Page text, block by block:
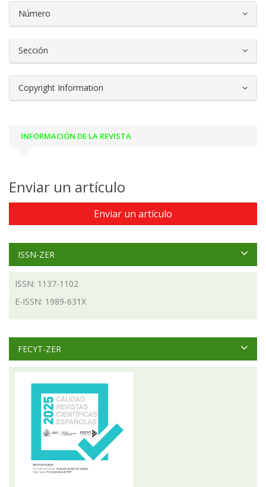
Número
Sección
Copyright Information
INFORMACIÓN DE LA REVISTA
Enviar un artículo
Enviar un artículo
ISSN-ZER
ISSN: 1137-1102
E-ISSN: 1989-631X
FECYT-ZER